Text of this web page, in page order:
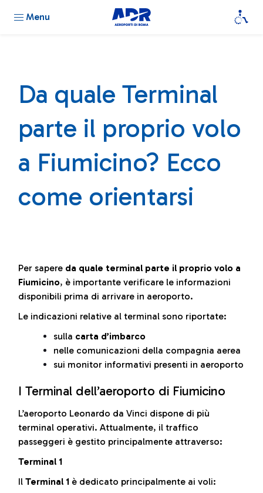
Menu
Da quale Terminal
parte il proprio volo
a Fiumicino? Ecco
come orientarsi
Per sapere da quale terminal parte il proprio volo a
Fiumicino, è importante verificare le informazioni
disponibili prima di arrivare in aeroporto.
Le indicazioni relative al terminal sono riportate:
sulla carta d’imbarco
nelle comunicazioni della compagnia aerea
sui monitor informativi presenti in aeroporto
I Terminal dell’aeroporto di Fiumicino
L’aeroporto Leonardo da Vinci dispone di più
terminal operativi. Attualmente, il traffico
passeggeri è gestito principalmente attraverso:
Terminal 1
Il Terminal 1 è dedicato principalmente ai voli: